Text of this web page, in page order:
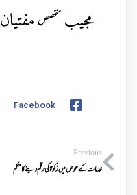
مجیب متخصص مفتیان
Facebook
Previous
خدمات کے عوض میں زکوٰۃ کی رقم دینے کا حکم